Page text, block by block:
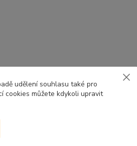
udělení souhlasu také pro
cookies můžete kdykoli upravit